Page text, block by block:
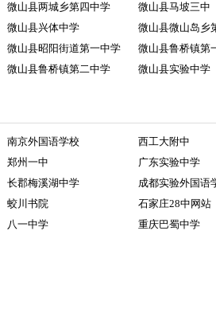
微山县两城乡第四中学
微山县马坡三中
微山县兴体中学
微山县微山岛乡
微山县昭阳街道第一中学
微山县鲁桥镇第
微山县鲁桥镇第二中学 微山县实验中学
南京外国语学校
西工大附中
郑州一中
广东实验中学
长郡梅溪湖中学
成都实验外国语
蛟川书院
石家庄28中网站
八一中学 重庆巴蜀中学